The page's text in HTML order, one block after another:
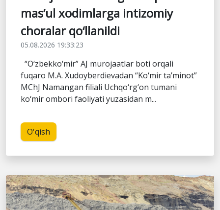
mas’ul xodimlarga intizomiy
choralar qo‘llanildi
05.08.2026 19:33:23
“O‘zbekko‘mir” AJ murojaatlar boti orqali
fuqaro M.A. Xudoyberdievadan “Ko‘mir ta’minot”
MChJ Namangan filiali Uchqo‘rg‘on tumani
ko‘mir ombori faoliyati yuzasidan m...
O'qish